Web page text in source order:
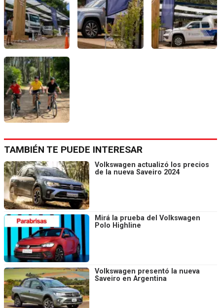
TAMBIÉN TE PUEDE INTERESAR
Volkswagen actualizó los precios
de la nueva Saveiro 2024
Mirá la prueba del Volkswagen
Polo Highline
Volkswagen presentó la nueva
Saveiro en Argentina